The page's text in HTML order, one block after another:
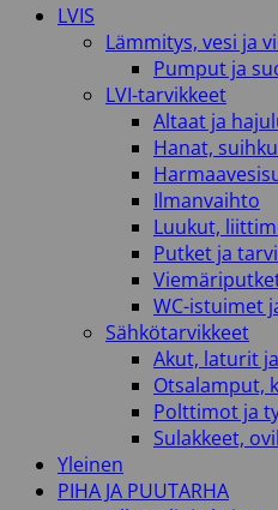
LVIS
Lämmitys, vesi ja
Pumput ja
LVI-tarvikkeet
Altaat ja
Hanat,
Ilmanvaihto
Luukut,
Putket ja
WC-istuimet
Sähkötarvikkeet
Akut, laturit
Otsalamput,
Polttimot ja
Sulakkeet,
Yleinen
PIHA JA PUUTARHA